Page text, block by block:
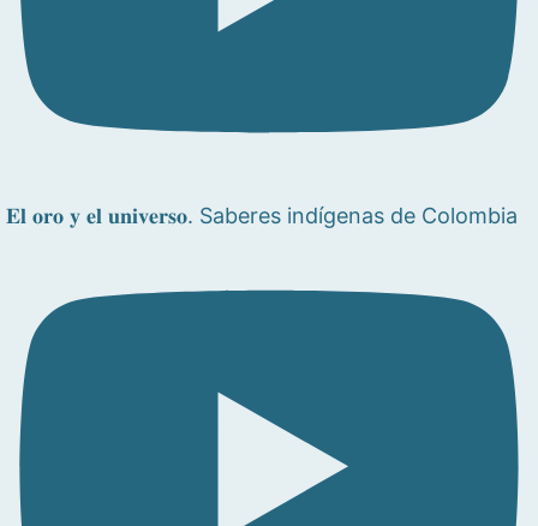
𝐄𝐥 𝐨𝐫𝐨 𝐲 𝐞𝐥 𝐮𝐧𝐢𝐯𝐞𝐫𝐬𝐨. Saberes indígenas de Colombia